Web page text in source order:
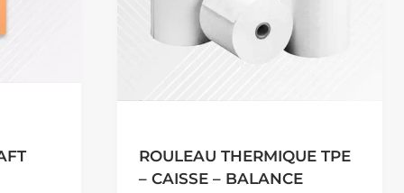
ROULEAU THERMIQUE TPE
– CAISSE – BALANCE